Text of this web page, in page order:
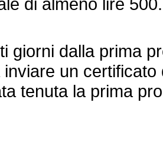
dalla prima
un
tenuta la prima